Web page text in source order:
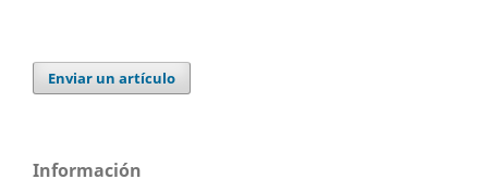
Enviar un artículo
Información